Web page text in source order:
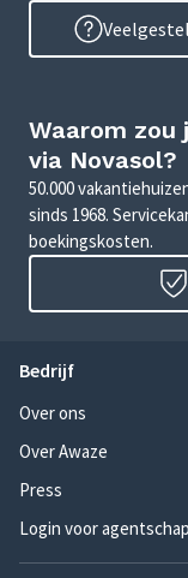
Waarom zou
via Novasol?
50.000
sinds 1968.
boekingskosten.
Bedrijf
Over ons
Over Awaze
Press
Login voor